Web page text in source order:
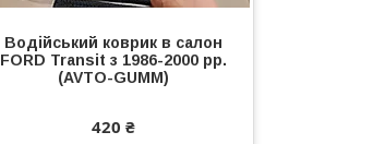
Водійський коврик в салон
FORD Transit з 1986-2000 рр.
(AVTO-GUMM)
420 ₴